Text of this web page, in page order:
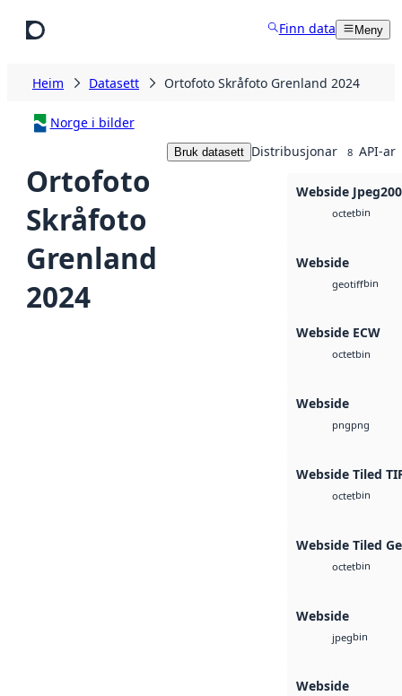
Finn data Meny
Heim Datasett Ortofoto Skråfoto Grenland 2024
Norge i bilder
Ortofoto
Skråfoto
Grenland
2024
Bruk datasett Distribusjonar 8 API-ar
Webside
octetbin
Webside
geotiffbin
Webside ECW
octetbin
Webside
pngpng
Webside Tiled
octetbin
Webside Tiled
octetbin
Webside
jpegbin
Webside